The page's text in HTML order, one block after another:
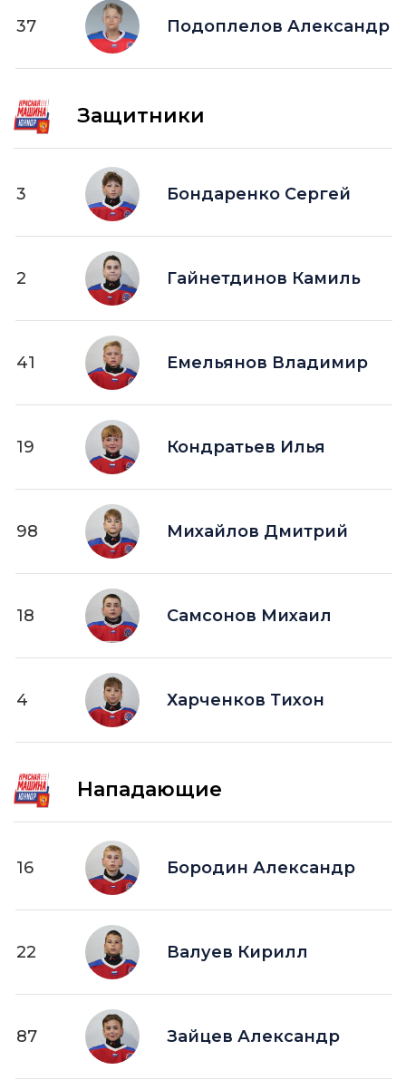
37 Подоплелов Александр
Защитники
3 Бондаренко Сергей
2 Гайнетдинов Камиль
41 Емельянов Владимир
19 Кондратьев Илья
98 Михайлов Дмитрий
18 Самсонов Михаил
4 Харченков Тихон
Нападающие
16 Бородин Александр
22 Валуев Кирилл
87 Зайцев Александр